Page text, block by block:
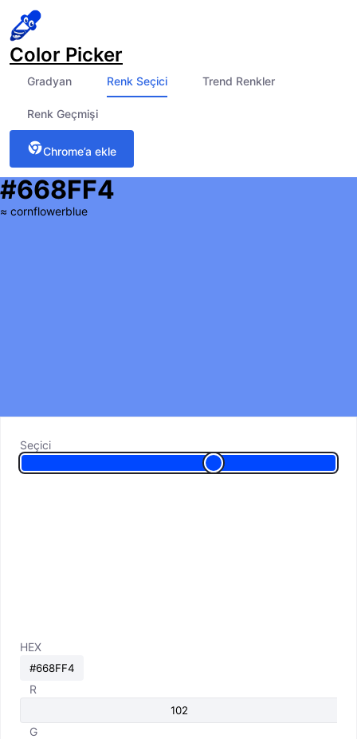
Color Picker
Gradyan Renk Seçici Trend Renkler
Renk Geçmişi
Chrome’a ekle
#668FF4
≈ cornflowerblue
Seçici
HEX
R
G